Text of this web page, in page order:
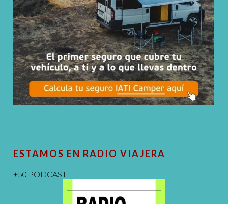
ESTAMOS EN RADIO VIAJERA
+50 PODCAST